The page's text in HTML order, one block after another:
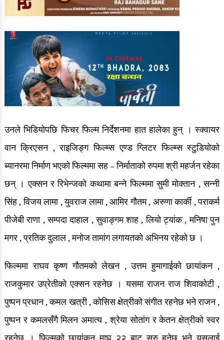
उनले भिडियोपछि फिचर फिल्म निर्देशनमा हात हालेका हुन् । स्क्वायर
वान क्रिएसन , राइजिङ्ग फिल्म्स एण्ड ग्लिटर फिल्म्स स्टुडियोको
ब्यानरमा निर्माण भएको फिल्ममा सह – निर्माताको रुपमा श्री महर्जन रहेका
छन् । एक्सन र रिभेन्जको कथामा बन्ने फिल्ममा सुमी मोक्तान , सन्नी
सिंह , विजय लामा , युवराज लामा , आमिर गौतम , अरुणा कार्की , पराकर्म
पीजेबी राणा , सम्पदा दाहाल , सुवाङ्गम शाह , लियो ट्यांक , मनिषा पुन
मगर , प्रतिक दुलाल , मनोज तामांग लगायतको अभिनय रहेको छ ।
फिल्ममा राघव कृष्ण गौतमको लेखन , उत्तम हुमागाईको छायांकन ,
राजकुमार उप्रेतीको एक्सन रहनेछ । यसमा राजन राज शिवाकोटी ,
पुष्पन प्रधान , कमल खत्री , कोसिस क्षेत्रीको संगीत रहनेछ भने राजन ,
पुष्पन र कमलसँगै मिलन अमात्य , श्रेया सोतांग र केतन क्षेत्रीको स्वर